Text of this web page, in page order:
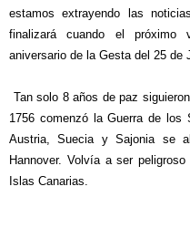
estamos extrayendo las
finalizará cuando el próximo
aniversario de la Gesta del 25 de
Tan solo 8 años de paz
1756 comenzó la Guerra de
Austria, Suecia y Sajonia se
Hannover. Volvía a ser
Islas Canarias.